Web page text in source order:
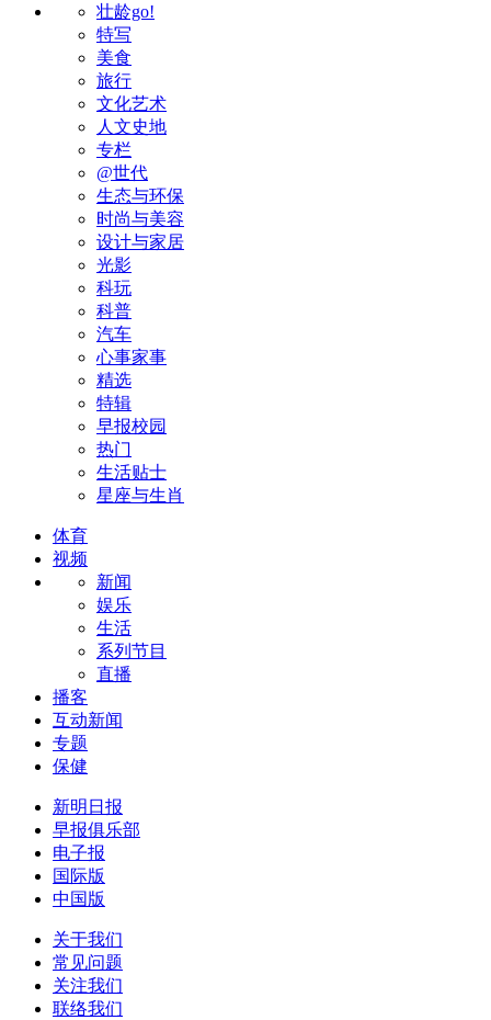
壮龄go!
特写
美食
旅行
文化艺术
人文史地
专栏
@世代
生态与环保
时尚与美容
设计与家居
光影
科玩
科普
汽车
心事家事
精选
特辑
早报校园
热门
生活贴士
星座与生肖
体育
视频
新闻
娱乐
生活
系列节目
直播
播客
互动新闻
专题
保健
新明日报
早报俱乐部
电子报
国际版
中国版
关于我们
常见问题
关注我们
联络我们